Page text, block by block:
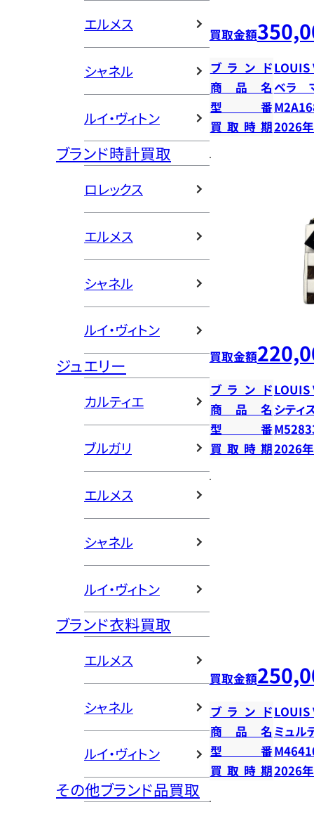
エルメス
シャネル
ルイ・ヴィトン
ブランド時計買取
ロレックス
エルメス
シャネル
ルイ・ヴィトン
ジュエリー
カルティエ
ブルガリ
エルメス
シャネル
ルイ・ヴィトン
ブランド衣料買取
エルメス
シャネル
ルイ・ヴィトン
その他ブランド品買取
買取金額
ブランドLOUIS
商品名ベラ
型番
買取時期2026
買取金額
ブランドLOUIS
商品名 シティ
型番
買取時期2026
買取金額
ブランドLOUIS
商品名 ミュル
型番
買取時期2026